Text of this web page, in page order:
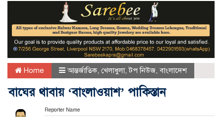
Home আন্তর্জাতিক, খেলাধুলা,টপ নিউজ,বাংলাদেশ
বাঘের থাবায় ‘বাংলাওয়াশ’ পাকিস্তান
Reporter Name